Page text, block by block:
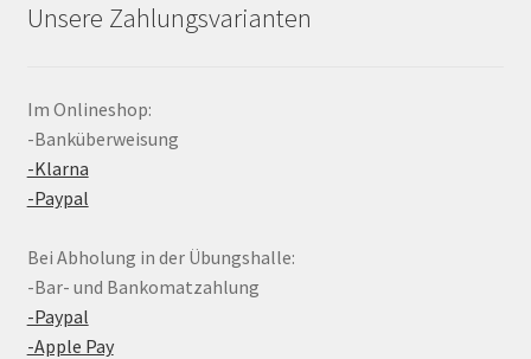
Unsere Zahlungsvarianten
Im Onlineshop:
-Banküberweisung
-Klarna
-Paypal
Bei Abholung in der Übungshalle:
-Bar- und Bankomatzahlung
-Paypal
-Apple Pay